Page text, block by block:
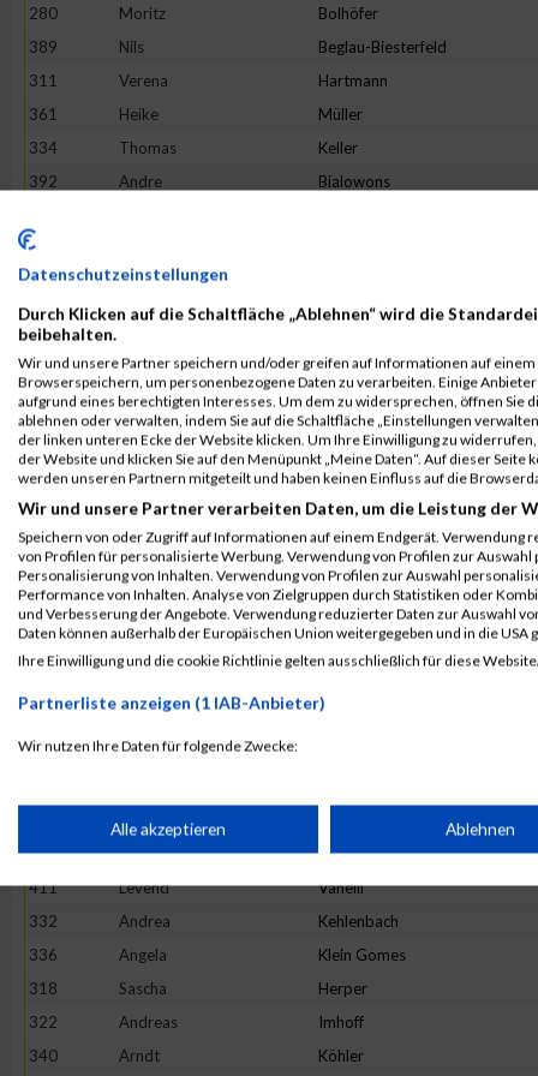
280
Moritz Bolhöfer
389
Nils Beglau-Biesterfeld
311
Verena Hartmann
361
Heike Müller
334
Thomas Keller
392
Andre Bialowons
330
384
Marie
343
David Kriechel
348
No Name
303
Nina Gladbach
397
Nadine Schulz
387
Bastian Schiemann
346
No Name
277
Georg Bertram
284
Nina Breuer
327
Michaela Jennen
297
Benedikt
352
Katharina
Jürgen
383
Marco Scheel
411
Levend Vanelli
332
Andrea Kehlenbach
336
Angela Klein Gomes
318
Sascha Herper
322
Andreas Imhoff
340
Arndt Köhler
Datenschutzeinstellungen
Durch Klicken auf die Schaltfläche „Ablehnen“ wird die
beibehalten.
Wir und unsere Partner speichern und/oder greifen auf Informationen auf einem
Browserspeichern, um personenbezogene Daten zu verarbeiten. Einige
aufgrund eines berechtigten Interesses. Um dem zu widersprechen, öffnen Sie
ablehnen oder verwalten, indem Sie auf die Schaltfläche „Einstellungen
der linken unteren Ecke der Website klicken. Um Ihre Einwilligung zu
der Website und klicken Sie auf den Menüpunkt „Meine Daten“. Auf dieser
werden unseren Partnern mitgeteilt und haben keinen Einfluss auf die
Wir und unsere Partner verarbeiten Daten, um die Leistung der
Speichern von oder Zugriff auf Informationen auf einem Endgerät. Verwendung
von Profilen für personalisierte Werbung. Verwendung von Profilen zur
Personalisierung von Inhalten. Verwendung von Profilen zur Auswahl
Performance von Inhalten. Analyse von Zielgruppen durch Statistiken oder
und Verbesserung der Angebote. Verwendung reduzierter Daten zur Auswahl
Daten können außerhalb der Europäischen Union weitergegeben und in die USA
Ihre Einwilligung und die cookie Richtlinie gelten ausschließlich für diese
Partnerliste anzeigen (1 IAB-Anbieter)
Wir nutzen Ihre Daten für folgende Zwecke:
Speichern von oder Zugriff auf Informationen auf einem
Verwendung reduzierter Daten zur Auswahl von Werbeanzeigen
Verwendung von Profilen zur Auswahl personalisierter Werbung
Alle akzeptieren Ablehnen